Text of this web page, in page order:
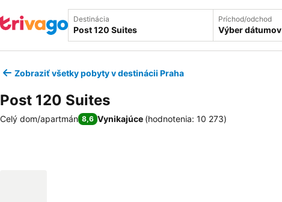
Destinácia Príchod/odchod
Výber dátumov
Zobraziť všetky pobyty v destinácii Praha
Post 120 Suites
Celý dom/apartmán 8,6 Vynikajúce (hodnotenia: 10 273)